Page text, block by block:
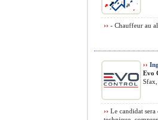
›› - Chauffeur au
››
Evo
›› Le candidat sera